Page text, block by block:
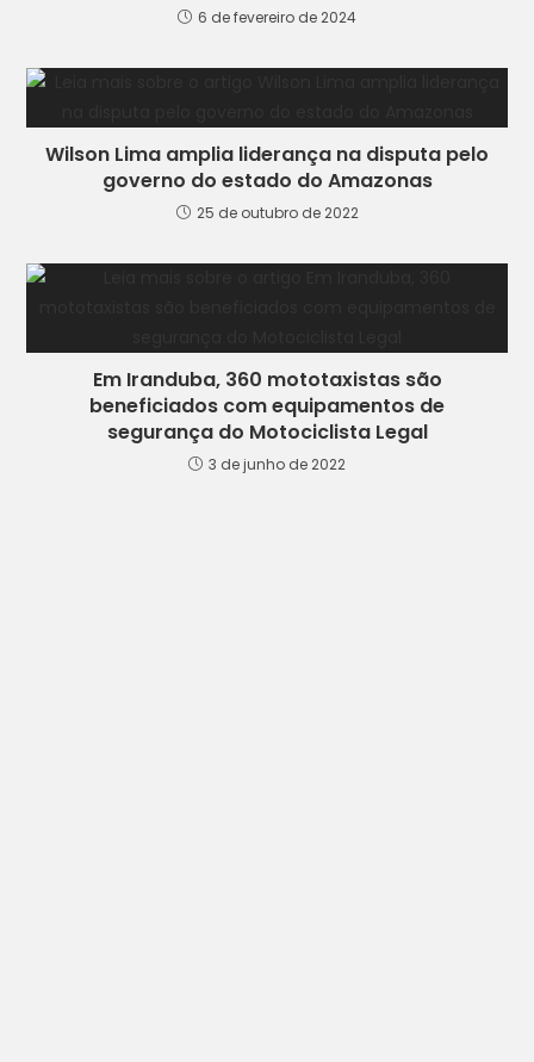
6 de fevereiro de 2024
Wilson Lima amplia liderança na disputa pelo
governo do estado do Amazonas
25 de outubro de 2022
Em Iranduba, 360 mototaxistas são
beneficiados com equipamentos de
segurança do Motociclista Legal
3 de junho de 2022